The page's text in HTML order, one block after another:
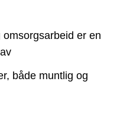
er en
både muntlig og